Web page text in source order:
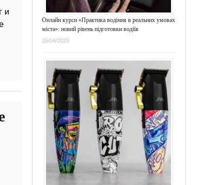
и
Онлайн курси «Практика водіння в реальних умовах
міста»: новий рівень підготовки водіїв
25/04/2025